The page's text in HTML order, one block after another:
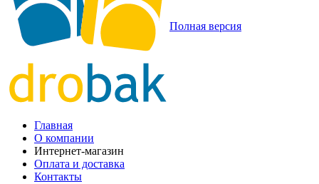
Полная версия
Главная
О компании
Интернет-магазин
Оплата и доставка
Контакты